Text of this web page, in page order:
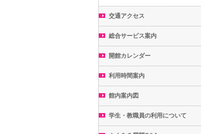
交通アクセス
総合サービス案内
開館カレンダー
利用時間案内
館内案内図
学生・教職員の利用について